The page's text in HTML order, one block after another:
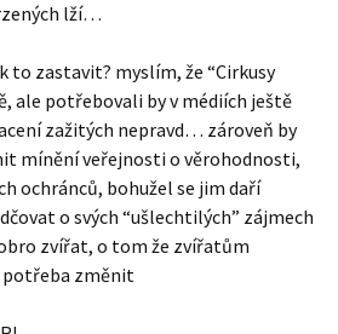
lží…
to zastavit? myslím, že “Cirkusy
ale potřebovali by v médiích ještě
zažitých nepravd… zároveň by
mínění veřejnosti o věrohodnosti,
ochránců, bohužel se jim daří
o svých “ušlechtilých” zájmech
zvířat, o tom že zvířatům
změnit